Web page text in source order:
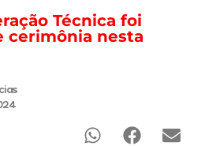
Técnica foi
cerimônia nesta